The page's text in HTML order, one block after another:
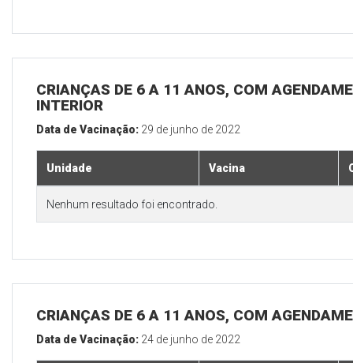
CRIANÇAS DE 6 A 11 ANOS, COM
INTERIOR
Data de Vacinação: 29 de junho de 2022
Unidade Vacina
Nenhum resultado foi encontrado.
CRIANÇAS DE 6 A 11 ANOS, COM
Data de Vacinação: 24 de junho de 2022